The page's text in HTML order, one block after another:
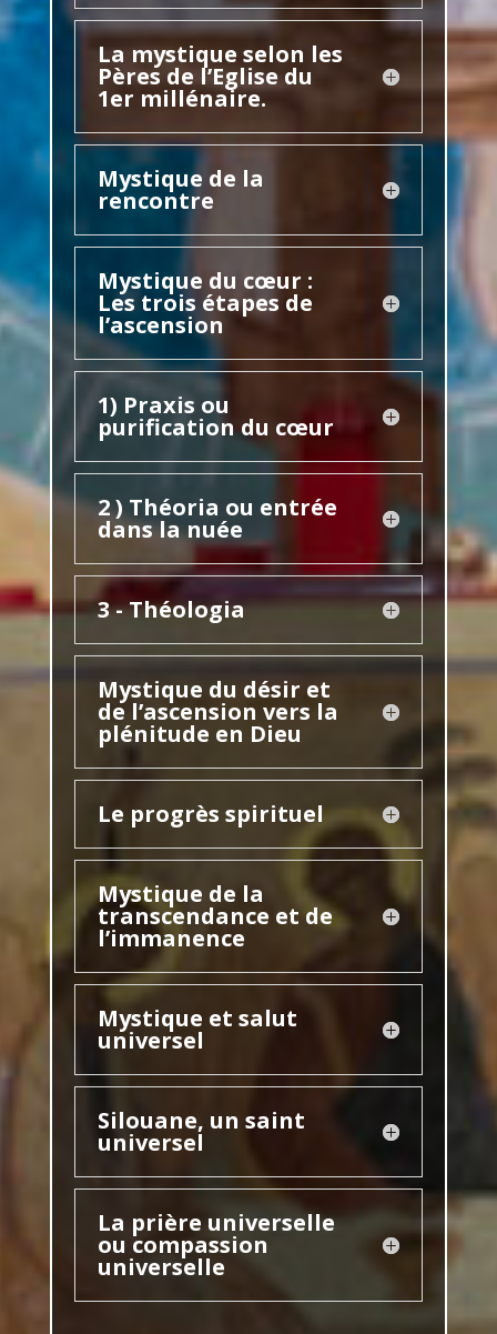
La mystique selon les
Pères de l’Eglise du
1er millénaire.
Mystique de la
rencontre
Mystique du cœur :
Les trois étapes de
l’ascension
1) Praxis ou
purification du cœur
2 ) Théoria ou entrée
dans la nuée
3 - Théologia
Mystique du désir et
de l’ascension vers la
plénitude en Dieu
Le progrès spirituel
Mystique de la
transcendance et de
l’immanence
Mystique et salut
universel
Silouane, un saint
universel
La prière universelle
ou compassion
universelle